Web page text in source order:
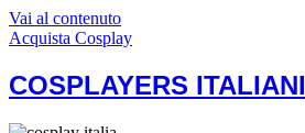
Vai al contenuto
Acquista Cosplay
COSPLAYERS ITALIANI